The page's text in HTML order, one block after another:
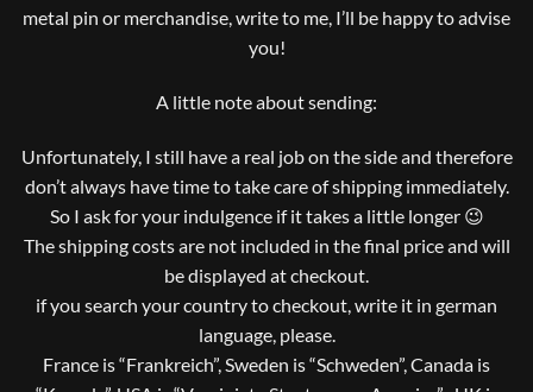
metal pin or merchandise, write to me, I’ll be happy to advise
you!
A little note about sending:
Unfortunately, I still have a real job on the side and therefore
don’t always have time to take care of shipping immediately.
So I ask for your indulgence if it takes a little longer 😉
The shipping costs are not included in the final price and will
be displayed at checkout.
if you search your country to checkout, write it in german
language, please.
France is “Frankreich”, Sweden is “Schweden”, Canada is